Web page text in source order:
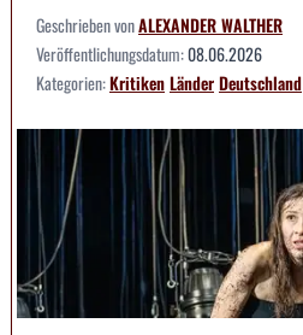
Geschrieben vonALEXANDER WALTHER
Veröffentlichungsdatum:08.06.2026
Kategorien:KritikenLänderDeutschland